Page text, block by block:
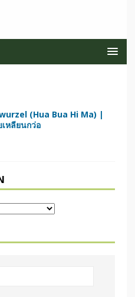
(Hua Bua Hi Ma) |
หลียนกว่อ